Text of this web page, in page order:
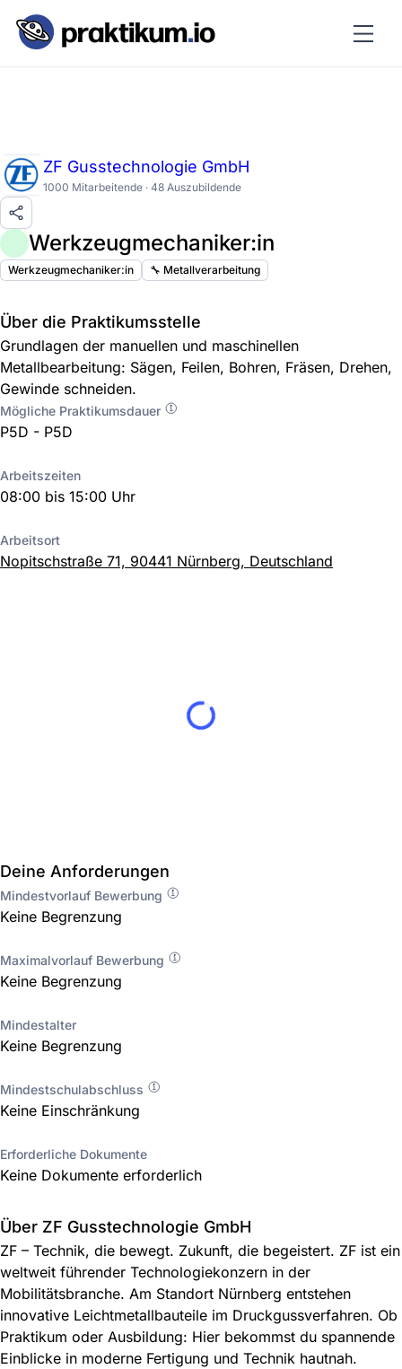
ZF Gusstechnologie GmbH
1000 Mitarbeitende · 48 Auszubildende
Werkzeugmechaniker:in
Werkzeugmechaniker:in 🔧 Metallverarbeitung
Über die Praktikumsstelle
Grundlagen der manuellen und maschinellen
Metallbearbeitung: Sägen, Feilen, Bohren, Fräsen, Drehen,
Gewinde schneiden.
Mögliche Praktikumsdauer
P5D - P5D
Arbeitszeiten
08:00 bis 15:00 Uhr
Arbeitsort
Nopitschstraße 71, 90441 Nürnberg, Deutschland
Deine Anforderungen
Mindestvorlauf Bewerbung
Keine Begrenzung
Maximalvorlauf Bewerbung
Keine Begrenzung
Mindestalter
Keine Begrenzung
Mindestschulabschluss
Keine Einschränkung
Erforderliche Dokumente
Keine Dokumente erforderlich
Über ZF Gusstechnologie GmbH
ZF – Technik, die bewegt. Zukunft, die begeistert. ZF ist ein
weltweit führender Technologiekonzern in der
Mobilitätsbranche. Am Standort Nürnberg entstehen
innovative Leichtmetallbauteile im Druckgussverfahren. Ob
Praktikum oder Ausbildung: Hier bekommst du spannende
Einblicke in moderne Fertigung und Technik hautnah.